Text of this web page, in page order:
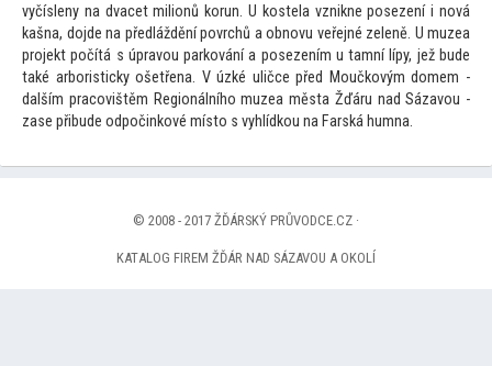
vyčísleny na dvacet milionů korun. U kostela vznikne posezení i nová
kašna, dojde na předláždění povrchů a obnovu veřejné zeleně. U muzea
projekt počítá s úpravou parkování a posezením u tamní lípy, jež bude
také arboristicky ošetřena. V úzké uličce před Moučkovým domem -
dalším pracovištěm Regionálního muzea města Žďáru nad Sázavou -
zase přibude odpočinkové místo s vyhlídkou na Farská humna.
© 2008 - 2017 ŽĎÁRSKÝ PRŮVODCE.CZ ·
KATALOG FIREM ŽĎÁR NAD SÁZAVOU A OKOLÍ